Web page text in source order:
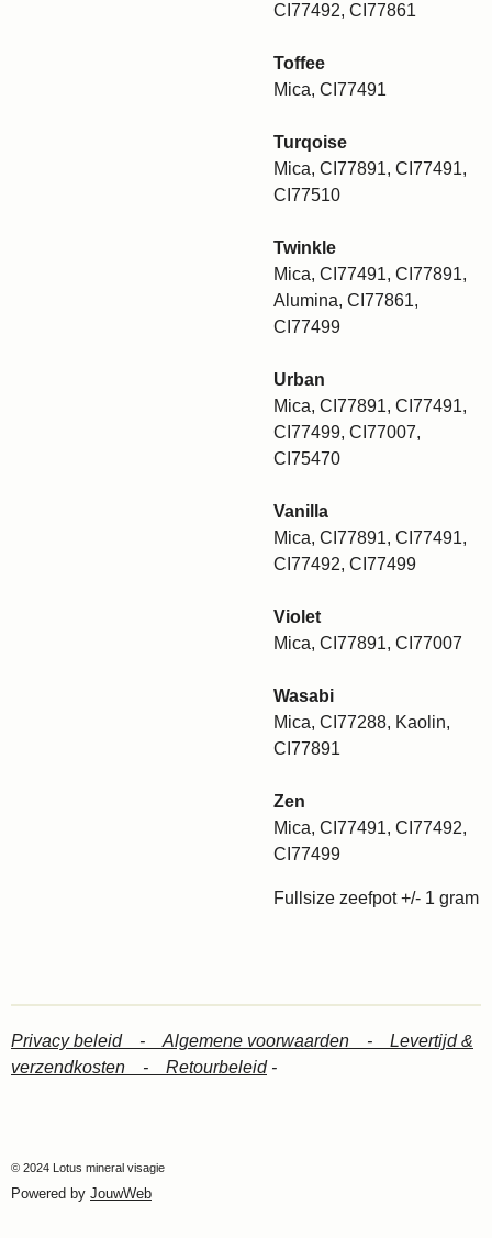
CI77492, CI77861
Toffee
Mica, CI77491
Turqoise
Mica, CI77891, CI77491,
CI77510
Twinkle
Mica, CI77491, CI77891,
Alumina, CI77861,
CI77499
Urban
Mica, CI77891, CI77491,
CI77499, CI77007,
CI75470
Vanilla
Mica, CI77891, CI77491,
CI77492, CI77499
Violet
Mica, CI77891, CI77007
Wasabi
Mica, CI77288, Kaolin,
CI77891
Zen
Mica, CI77491, CI77492,
CI77499
Fullsize zeefpot +/- 1 gram
Privacy beleid - Algemene voorwaarden - Levertijd &
verzendkosten - Retourbeleid-
© 2024 Lotus mineral visagie
Powered by JouwWeb